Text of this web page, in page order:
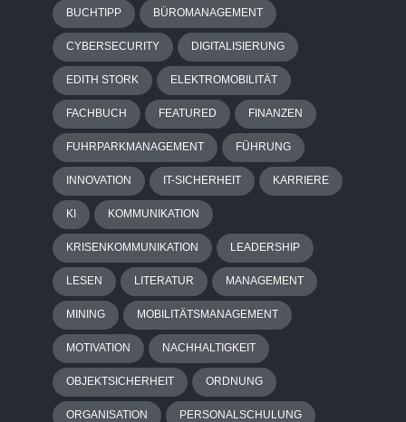
BUCHTIPP BÜROMANAGEMENT
CYBERSECURITY DIGITALISIERUNG
EDITH STORK ELEKTROMOBILITÄT
FACHBUCH FEATURED FINANZEN
FUHRPARKMANAGEMENT FÜHRUNG
INNOVATION IT-SICHERHEIT KARRIERE
KI KOMMUNIKATION
KRISENKOMMUNIKATION LEADERSHIP
LESEN LITERATUR MANAGEMENT
MINING MOBILITÄTSMANAGEMENT
MOTIVATION NACHHALTIGKEIT
OBJEKTSICHERHEIT ORDNUNG
ORGANISATION PERSONALSCHULUNG